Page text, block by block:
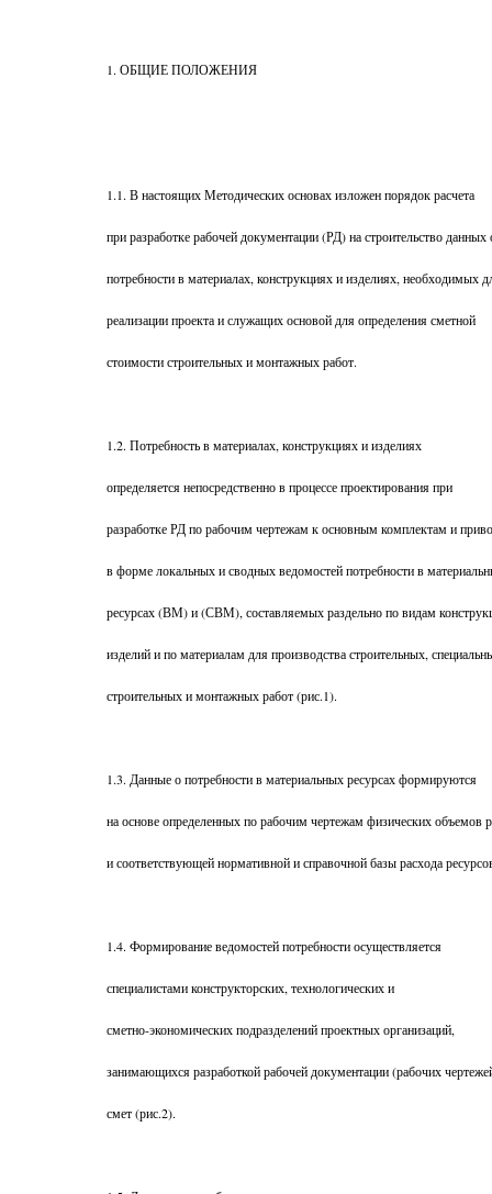
1. ОБЩИЕ ПОЛОЖЕНИЯ
1.1. В настоящих Методических основах изложен порядок расчета
при разработке рабочей документации (РД) на строительство данных
потребности в материалах, конструкциях и изделиях, необходимых
реализации проекта и служащих основой для определения сметной
стоимости строительных и монтажных работ.
1.2. Потребность в материалах, конструкциях и изделиях
определяется непосредственно в процессе проектирования при
разработке РД по рабочим чертежам к основным комплектам и
в форме локальных и сводных ведомостей потребности в
ресурсах (ВМ) и (СВМ), составляемых раздельно по видам
изделий и по материалам для производства строительных,
строительных и монтажных работ (рис.1).
1.3. Данные о потребности в материальных ресурсах формируются
на основе определенных по рабочим чертежам физических объемов
и соответствующей нормативной и справочной базы расхода
1.4. Формирование ведомостей потребности осуществляется
специалистами конструкторских, технологических и
сметно-экономических подразделений проектных организаций,
занимающихся разработкой рабочей документации (рабочих
смет (рис.2).